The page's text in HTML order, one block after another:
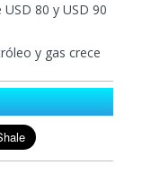
80 y USD 90
y gas crece